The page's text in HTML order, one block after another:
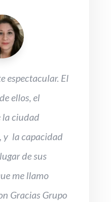
espectacular. El
ellos, el
la ciudad
y la capacidad
de sus
me llamo
Gracias Grupo